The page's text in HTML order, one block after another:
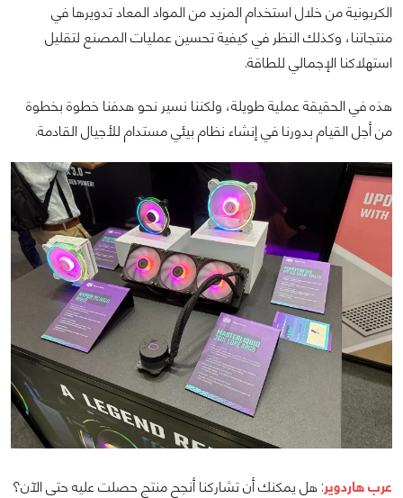
الكربونية من خلال استخدام المزيد من المواد المعاد تدويرها في
منتجاتنا، وكذلك النظر في كيفية تحسين عمليات المصنع لتقليل
استهلاكنا الإجمالي للطاقة.
هذه في الحقيقة عملية طويلة، ولكننا نسير نحو هدفنا خطوة بخطوة
من أجل القيام بدورنا في إنشاء نظام بيئي مستدام للأجيال القادمة.
عرب هاردوير: هل يمكنك أن تشاركنا أنجح منتج حصلت عليه حتى الآن؟